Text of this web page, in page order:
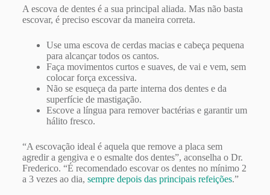
A escova de dentes é a sua principal aliada. Mas não basta
escovar, é preciso escovar da maneira correta.
Use uma escova de cerdas macias e cabeça pequena
para alcançar todos os cantos.
Faça movimentos curtos e suaves, de vai e vem, sem
colocar força excessiva.
Não se esqueça da parte interna dos dentes e da
superfície de mastigação.
Escove a língua para remover bactérias e garantir um
hálito fresco.
“A escovação ideal é aquela que remove a placa sem
agredir a gengiva e o esmalte dos dentes”, aconselha o Dr.
Frederico. “É recomendado escovar os dentes no mínimo 2
a 3 vezes ao dia, sempre depois das principais refeições.”